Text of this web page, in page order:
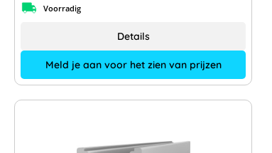
Voorradig
Meld je aan voor het zien van prijzen
Details